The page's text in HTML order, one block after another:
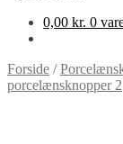
0,00 kr. 0
Forside /
porcelænsknopper 2